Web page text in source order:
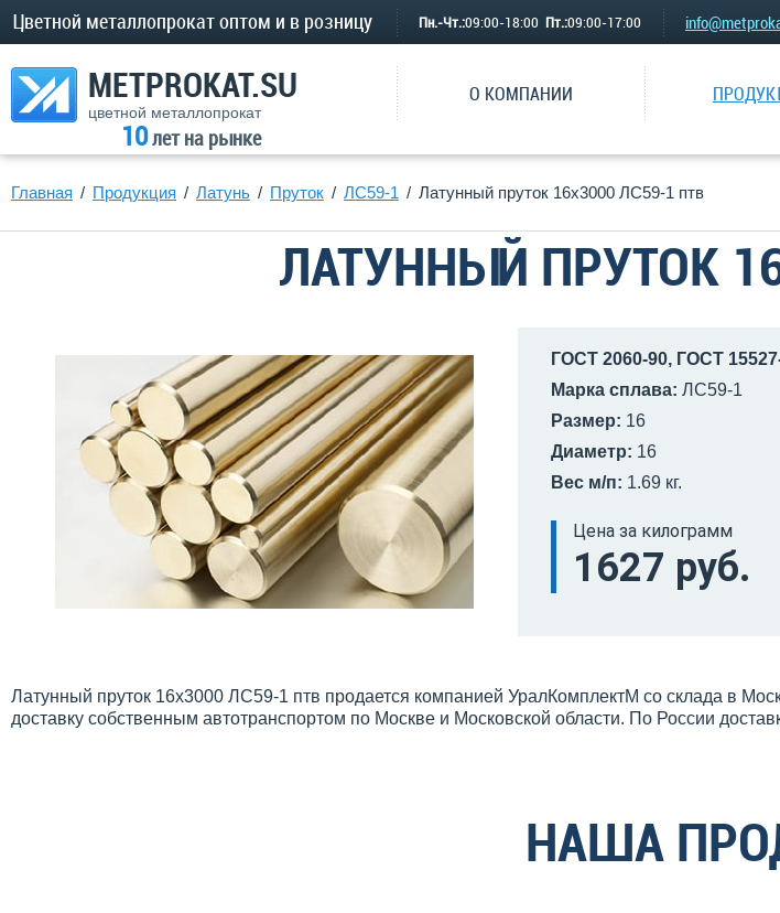
Цветной металлопрокат оптом и в розницу Пн.-Чт.:09:00-18:00 Пт.:09:00-17:00
METPROKAT.SU
цветной металлопрокат
10лет на рынке
О КОМПАНИИ
Главная Продукция Латунь Пруток ЛС59-1 Латунный пруток 16х3000 ЛС59-1 птв
ЛАТУННЫЙ ПРУТОК
ГОСТ 2060-90, ГОСТ
Марка сплава: ЛС59-1
Размер: 16
Диаметр: 16
Вес м/п: 1.69 кг.
Цена за килограмм
1627 руб.
Латунный пруток 16х3000 ЛС59-1 птв продается компанией УралКомплектМ со склада в
доставку собственным автотранспортом по Москве и Московской области. По России
НАША